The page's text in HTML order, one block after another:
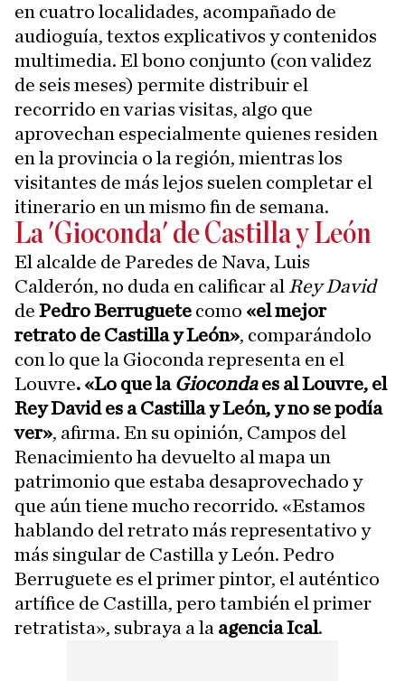
en cuatro localidades, acompañado de
audioguía, textos explicativos y contenidos
multimedia. El bono conjunto (con validez
de seis meses) permite distribuir el
recorrido en varias visitas, algo que
aprovechan especialmente quienes residen
en la provincia o la región, mientras los
visitantes de más lejos suelen completar el
itinerario en un mismo fin de semana.
La 'Gioconda' de Castilla y León
El alcalde de Paredes de Nava, Luis
Calderón, no duda en calificar al Rey David
de Pedro Berruguete como «el mejor
retrato de Castilla y León», comparándolo
con lo que la Gioconda representa en el
Louvre. «Lo que la Giocondaes al Louvre, el
Rey David es a Castilla y León, y no se podía
ver», afirma. En su opinión, Campos del
Renacimiento ha devuelto al mapa un
patrimonio que estaba desaprovechado y
que aún tiene mucho recorrido. «Estamos
hablando del retrato más representativo y
más singular de Castilla y León. Pedro
Berruguete es el primer pintor, el auténtico
artífice de Castilla, pero también el primer
retratista», subraya a la agencia Ical.